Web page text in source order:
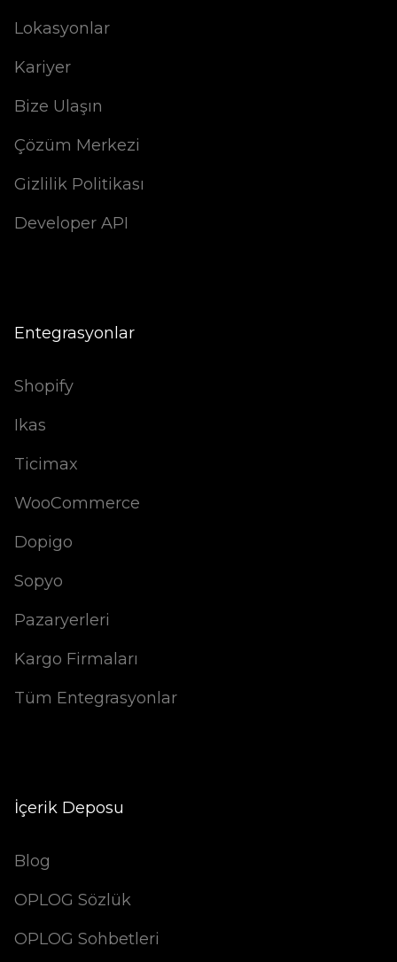
Lokasyonlar
Kariyer
Bize Ulaşın
Çözüm Merkezi
Gizlilik Politikası
Developer API
Entegrasyonlar
Shopify
Ikas
Ticimax
WooCommerce
Dopigo
Sopyo
Pazaryerleri
Kargo Firmaları
Tüm Entegrasyonlar
İçerik Deposu
Blog
OPLOG Sözlük
OPLOG Sohbetleri